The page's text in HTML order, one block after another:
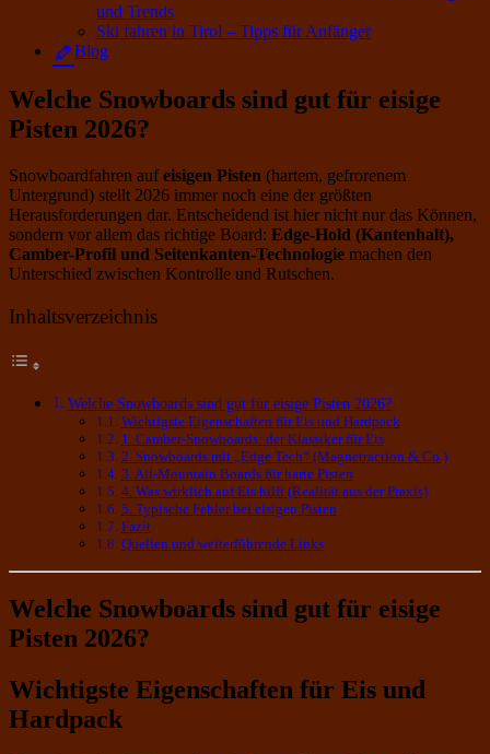
und Trends
Ski fahren in Tirol – Tipps für Anfänger
Blog
Welche Snowboards sind gut für eisige
Pisten 2026?
Snowboardfahren aufeisigen Pisten (hartem, gefrorenem
Untergrund) stellt 2026 immer noch eine der größten
Herausforderungen dar. Entscheidend ist hier nicht nur das Können,
sondern vor allem das richtige Board: Edge-Hold (Kantenhalt),
Camber-Profil und Seitenkanten-Technologie machen den
Unterschied zwischen Kontrolle und Rutschen.
Inhaltsverzeichnis
Welche Snowboards sind gut für eisige Pisten 2026?
Wichtigste Eigenschaften für Eis und Hardpack
1. Camber-Snowboards: der Klassiker für Eis
2. Snowboards mit „Edge Tech“ (Magnetraction & Co.)
3. All-Mountain Boards für harte Pisten
4. Was wirklich auf Eis hilft (Realität aus der Praxis)
5. Typische Fehler bei eisigen Pisten
Fazit
Quellen und weiterführende Links
Welche Snowboards sind gut für eisige
Pisten 2026?
Wichtigste Eigenschaften für Eis und
Hardpack